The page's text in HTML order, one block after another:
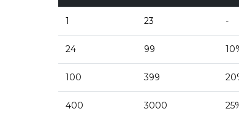
1 23 -
24 99
100 399
400 3000